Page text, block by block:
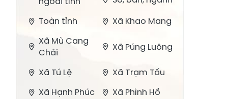
Toàn tỉnh
Xã Khao Mang
Xã Mù Cang
Chải
Xã Púng Luông
Xã Tú Lệ
Xã Trạm Tấu
Xã Hạnh Phúc
Xã Phình Hồ